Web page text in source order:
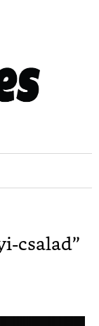
csalad”